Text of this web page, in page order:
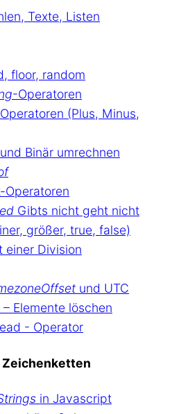
Texte, Listen
floor, random
-Operatoren
Operatoren (Plus, Minus,
Binär umrechnen
Operatoren
Gibts nicht geht nicht
größer, true, false)
einer Division
und UTC
Elemente löschen
- Operator
Zeichenketten
in Javascript